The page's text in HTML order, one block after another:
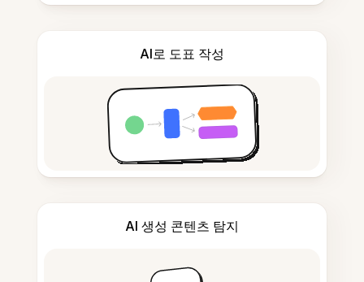
AI로 도표 작성
AI 생성 콘텐츠 탐지